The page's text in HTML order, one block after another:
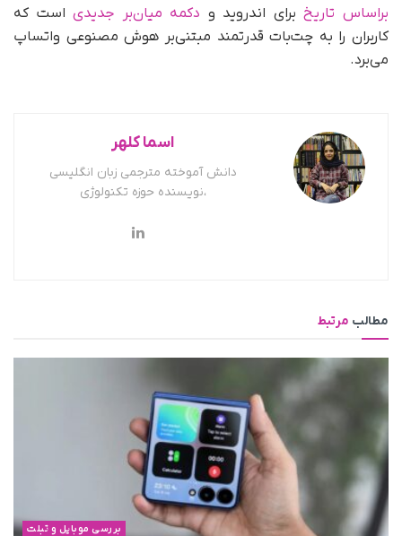
بر‌اساس تاریخبرای اندروید و دکمه میان‌بر جدیدیاست که
کاربران را به چت‌بات قدرتمند مبتنی‌بر هوش مصنوعی واتساپ
می‌برد.
اسما کلهر
دانش آموخته مترجمی زبان انگلیسی
،نویسنده حوزه تکنولوژی
مطالب مرتبط
بررسی موبایل و تبلت